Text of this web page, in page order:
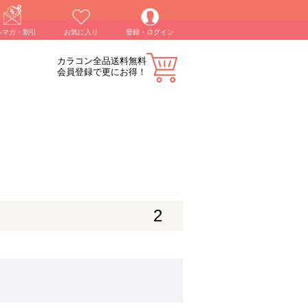
マガ・割引 お気に入り 登録・ログイン
カラコン全品送料無料
会員登録で更にお得！
2